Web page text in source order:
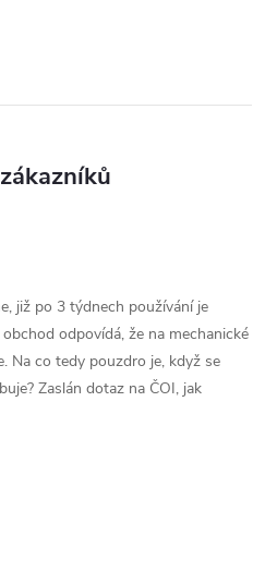
již po 3 týdnech používání je
odpovídá, že na mechanické
Na co tedy pouzdro je, když se
Zaslán dotaz na ČOI, jak